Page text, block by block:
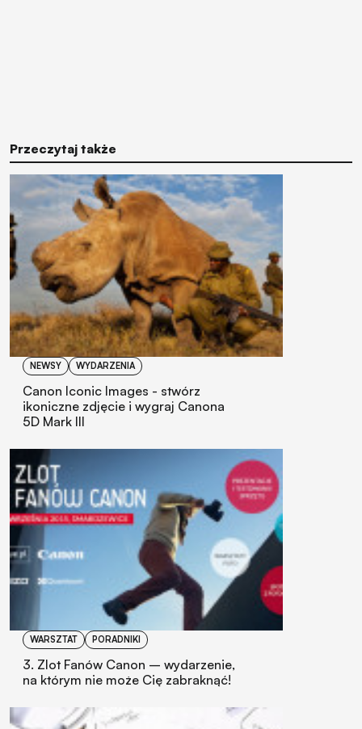
Przeczytaj także
NEWSY WYDARZENIA
Canon Iconic Images - stwórz
ikoniczne zdjęcie i wygraj Canona
5D Mark III
WARSZTAT PORADNIKI
3. Zlot Fanów Canon – wydarzenie,
na którym nie może Cię zabraknąć!